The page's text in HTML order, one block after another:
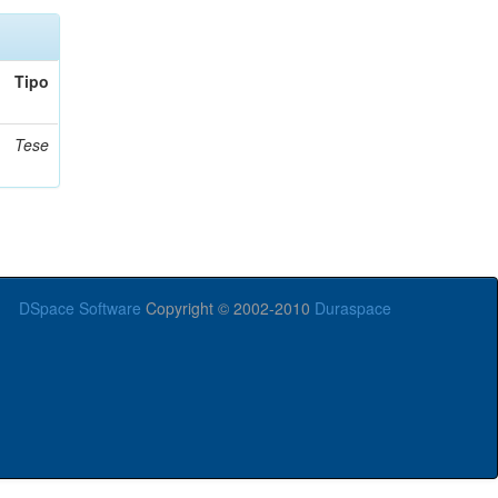
Tipo
Tese
DSpace Software Copyright © 2002-2010 Duraspace